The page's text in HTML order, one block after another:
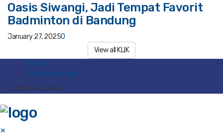
Oasis Siwangi, Jadi Tempat Favorit
Badminton di Bandung
January 27, 20250
View all KLIK
Home
Susunan Redaksi
© 2024 Sunda News
✕